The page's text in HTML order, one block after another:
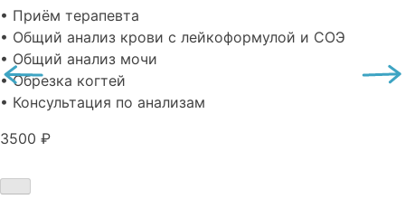
• Приём терапевта
• Общий анализ крови с лейкоформулой и СОЭ
• Общий анализ мочи
• Обрезка когтей
• Консультация по анализам
3500 ₽